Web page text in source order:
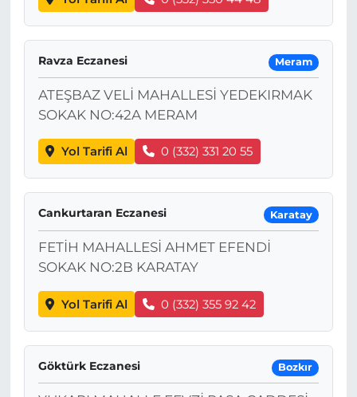
Ravza Eczanesi Meram
ATEŞBAZ VELİ MAHALLESİ YEDEKIRMAK
SOKAK NO:42A MERAM
Yol Tarifi Al 0 (332) 331 20 55
Cankurtaran Eczanesi Karatay
FETİH MAHALLESİ AHMET EFENDİ
SOKAK NO:2B KARATAY
Yol Tarifi Al 0 (332) 355 92 42
Göktürk Eczanesi Bozkır